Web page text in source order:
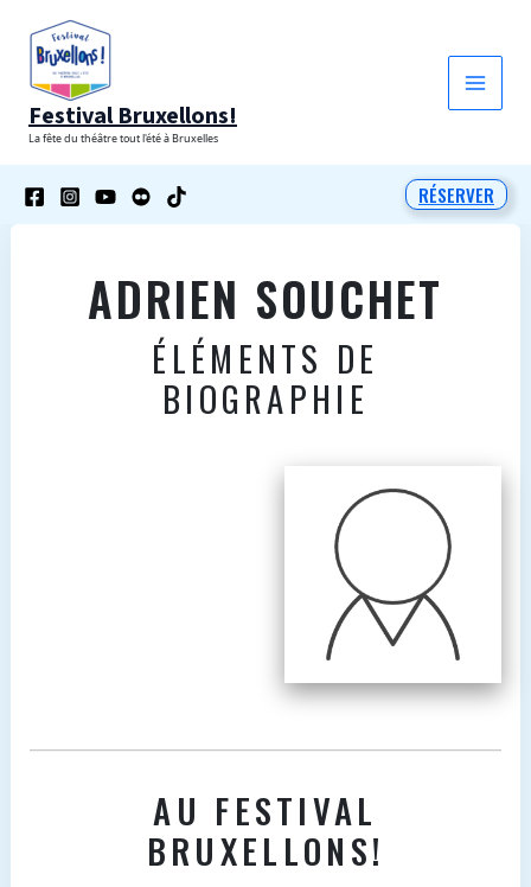
contenu
Festival Bruxellons!
La fête du théâtre tout l'été à Bruxelles
RÉSERVER
ADRIEN SOUCHET
ÉLÉMENTS DE
BIOGRAPHIE
AU FESTIVAL
BRUXELLONS!